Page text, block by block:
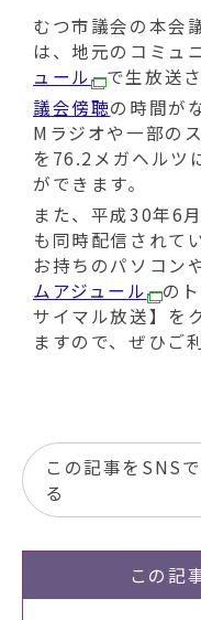
むつ市議会の本会
は、地元のコミュ
ュール
で生放送
議会傍聴の時間が
Mラジオや一部の
を76.2メガヘルツ
ができます。
また、平成30年6
も同時配信されて
お持ちのパソコン
ムアジュール
の
サイマル放送】を
ますので、ぜひご
この記事をSNS
る
この記